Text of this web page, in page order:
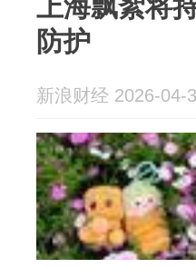
上海飘絮将
防护
新浪财经 2026-04-